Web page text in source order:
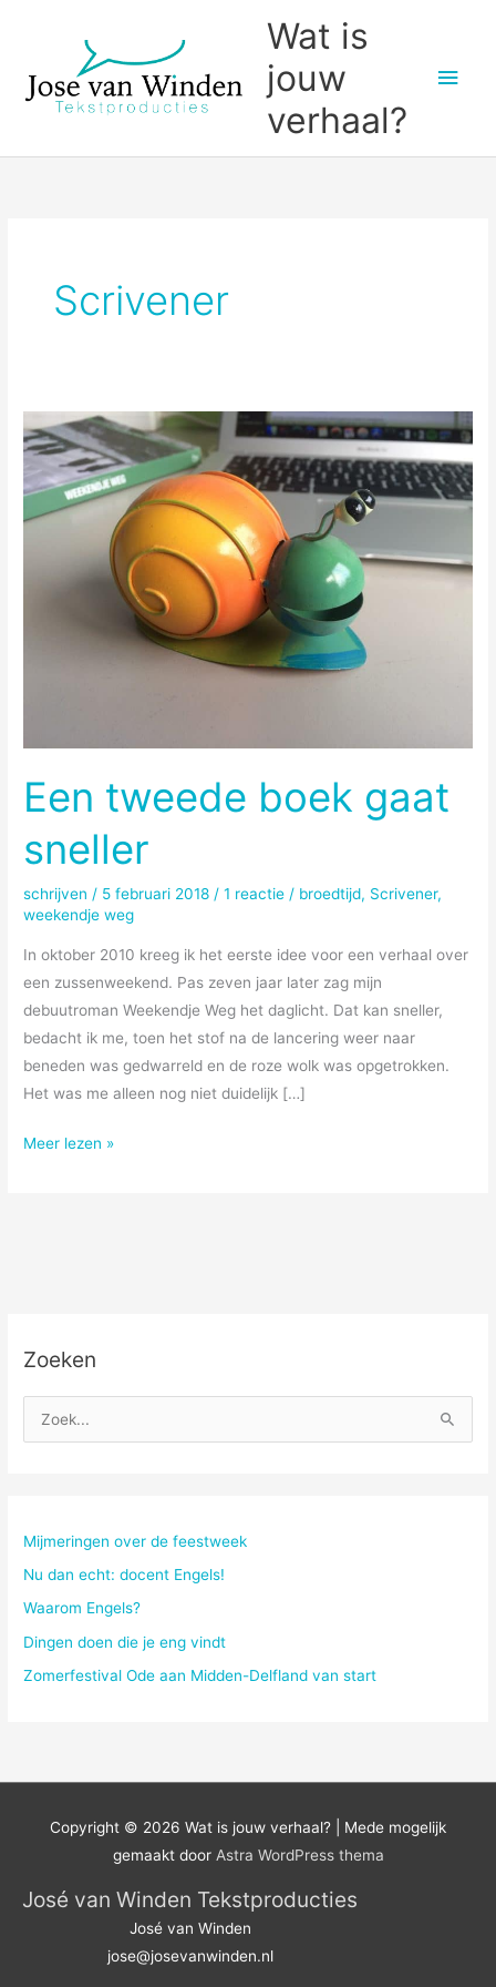
inhoud
Wat is
jouw
verhaal?
Scrivener
Een tweede boek gaat
sneller
schrijven / 5 februari 2018 /1 reactie / broedtijd, Scrivener,
weekendje weg
In oktober 2010 kreeg ik het eerste idee voor een verhaal over
een zussenweekend. Pas zeven jaar later zag mijn
debuutroman Weekendje Weg het daglicht. Dat kan sneller,
bedacht ik me, toen het stof na de lancering weer naar
beneden was gedwarreld en de roze wolk was opgetrokken.
Het was me alleen nog niet duidelijk […]
Een
Meer lezen »
Zoeken
o
r
:
Mijmeringen over de feestweek
Nu dan echt: docent Engels!
Waarom Engels?
Dingen doen die je eng vindt
Zomerfestival Ode aan Midden-Delfland van start
Copyright © 2026 Wat is jouw verhaal? | Mede mogelijk
gemaakt door Astra WordPress thema
José van Winden Tekstproducties
José van Winden
jose@josevanwinden.nl